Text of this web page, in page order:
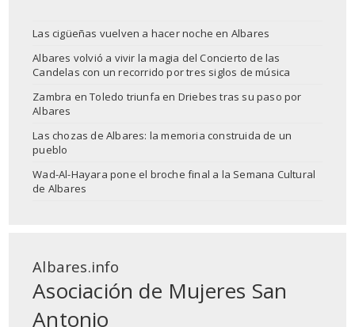
Las cigüeñas vuelven a hacer noche en Albares
Albares volvió a vivir la magia del Concierto de las
Candelas con un recorrido por tres siglos de música
Zambra en Toledo triunfa en Driebes tras su paso por
Albares
Las chozas de Albares: la memoria construida de un
pueblo
Wad-Al-Hayara pone el broche final a la Semana Cultural
de Albares
Albares.info
Asociación de Mujeres San
Antonio